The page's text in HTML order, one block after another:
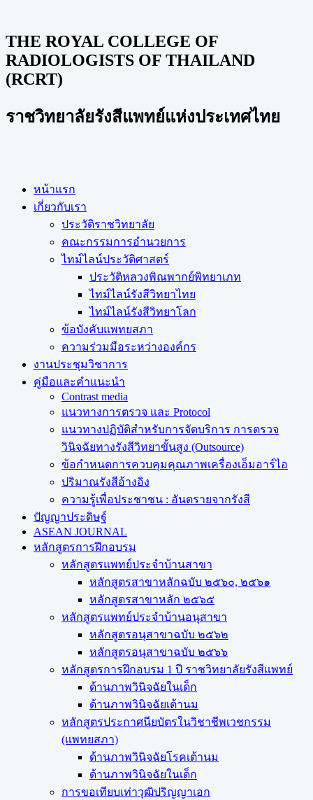
THE ROYAL COLLEGE OF
RADIOLOGISTS OF THAILAND
(RCRT)
ราชวิทยาลัยรังสีแพทย์แห่งประเทศไทย
หน้าแรก
เกี่ยวกับเรา
ประวัติราชวิทยาลัย
คณะกรรมการอำนวยการ
ไทม์ไลน์ประวัติศาสตร์
ประวัติหลวงพิณพากย์พิทยาเภท
ไทม์ไลน์รังสีวิทยาไทย
ไทม์ไลน์รังสีวิทยาโลก
ข้อบังคับแพทยสภา
ความร่วมมือระหว่างองค์กร
งานประชุมวิชาการ
คู่มือและคำแนะนำ
Contrast media
แนวทางการตรวจ และ Protocol
แนวทางปฏิบัติสำหรับการจัดบริการ การตรวจ
วินิจฉัยทางรังสีวิทยาขั้นสูง (Outsource)
ข้อกำหนดการควบคุมคุณภาพเครื่องเอ็มอาร์ไอ
ปริมาณรังสีอ้างอิง
ความรู้เพื่อประชาชน : อันตรายจากรังสี
ปัญญาประดิษฐ์
ASEAN JOURNAL
หลักสูตรการฝึกอบรม
หลักสูตรแพทย์ประจำบ้านสาขา
หลักสูตรสาขาหลักฉบับ ๒๕๖๐, ๒๕๖๑
หลักสูตรสาขาหลัก ๒๕๖๕
หลักสูตรแพทย์ประจำบ้านอนุสาขา
หลักสูตรอนุสาขาฉบับ ๒๕๖๒
หลักสูตรอนุสาขาฉบับ ๒๕๖๖
หลักสูตรการฝึกอบรม 1 ปี ราชวิทยาลัยรังสีแพทย์
ด้านภาพวินิจฉัยในเด็ก
ด้านภาพวินิจฉัยเต้านม
หลักสูตรประกาศนียบัตรในวิชาชีพเวชกรรม
(แพทยสภา)
ด้านภาพวินิจฉัยโรคเต้านม
ด้านภาพวินิจฉัยในเด็ก
การขอเทียบเท่า​วุฒิปริญญา​เอก